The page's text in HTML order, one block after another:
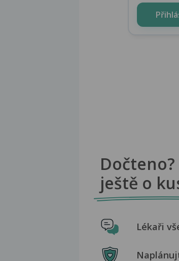
ještě o
Lékaři